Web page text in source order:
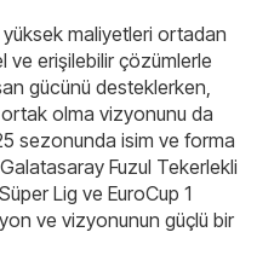
maliyetleri ortadan
ve erişilebilir çözümlerle
gücünü desteklerken,
olma vizyonunu da
sezonunda isim ve forma
Fuzul Tekerlekli
Lig ve EuroCup 1
ve vizyonunun güçlü bir